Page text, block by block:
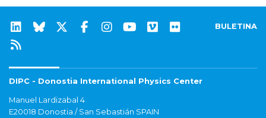
BULETINA
DIPC - Donostia International Physics Center
Manuel Lardizabal 4
E20018 Donostia / San Sebastián SPAIN